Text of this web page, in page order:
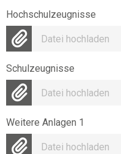
Hochschulzeugnisse
Datei hochladen
Schulzeugnisse
Datei hochladen
Weitere Anlagen 1
Datei hochladen